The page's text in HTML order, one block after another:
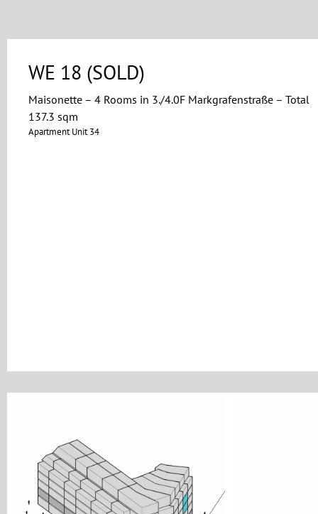
WE 18 (SOLD)
Maisonette – 4 Rooms in 3./4.0F Markgrafenstraße – Total
137.3 sqm
Apartment Unit 34